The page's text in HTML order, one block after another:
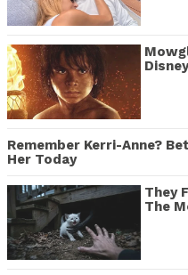
Disney
Remember Kerri-Anne?
Her Today
They
The